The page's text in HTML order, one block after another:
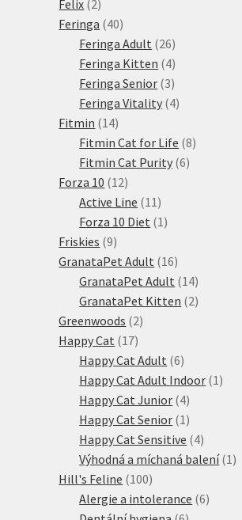
Felix 2
produkty
Feringa 4040
produktů
Feringa Adult 2626
produktů
Feringa Kitten 44
produkty
Feringa Senior 33
produkty
Feringa Vitality 44
Fitmin 1414
produktů
Fitmin Cat for Life 88
Fitmin Cat Purity 66
Forza 10 1212
produktů
Active Line 11 11
produktů
Forza 10 Diet 1 1
Friskies 99
produktů
GranataPet Adult 1616
produktů
GranataPet Adult 1414
produktů
GranataPet Kitten 22
Greenwoods 22
Happy Cat 1717
produktů
Happy Cat Adult 66
produktů
Happy Cat Adult Indoor 1 1
Happy Cat Junior 44
produkty
Happy Cat Senior 1 1
produkt
Happy Cat Sensitive 44
produkty
Výhodná a míchaná balení 1 1
Hill's Feline 100100
produktů
Alergie a intolerance 66